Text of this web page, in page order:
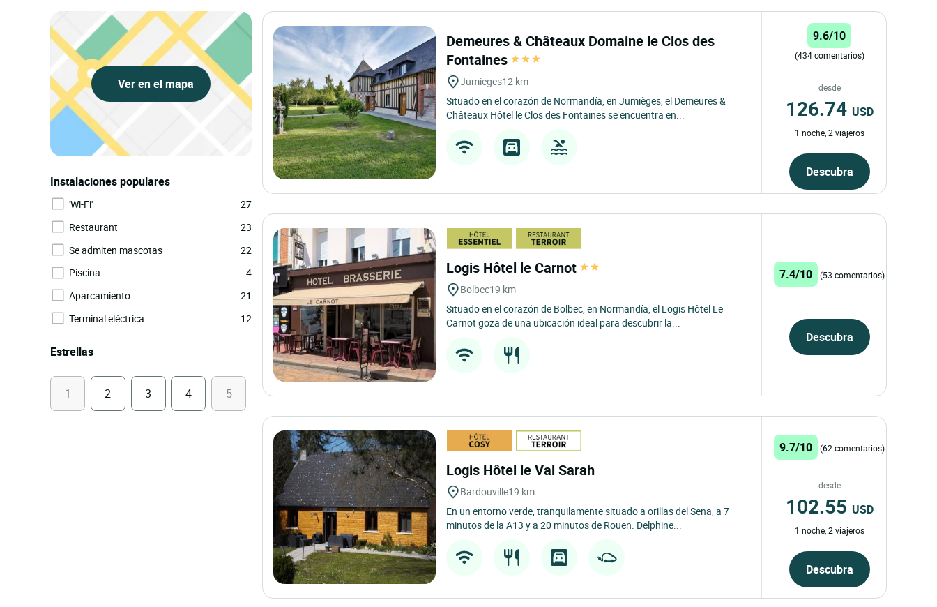
Ver en el mapa
Instalaciones populares
'Wi-Fi'
27
Restaurant
23
Se admiten mascotas
22
Piscina
4
Aparcamiento
21
Terminal eléctrica
12
Estrellas
1 2 3 4 5
Demeures & Châteaux Domaine le Clos des
Fontaines
Jumieges12 km
Situado en el corazón de Normandía, en Jumièges, el Demeures &
Châteaux Hôtel le Clos des Fontaines se encuentra en...
9.6/10
(434 comentarios)
desde
126.74 USD
1 noche, 2 viajeros
Descubra
Logis Hôtel le Carnot
Bolbec19 km
Situado en el corazón de Bolbec, en Normandía, el Logis Hôtel Le
Carnot goza de una ubicación ideal para descubrir la...
7.4/10 (53 comentarios)
Descubra
Logis Hôtel le Val Sarah
Bardouville19 km
En un entorno verde, tranquilamente situado a orillas del Sena, a 7
minutos de la A13 y a 20 minutos de Rouen. Delphine...
9.7/10 (62 comentarios)
desde
102.55 USD
1 noche, 2 viajeros
Descubra